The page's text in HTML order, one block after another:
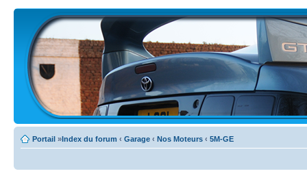
Portail »Index du forum ‹ Garage ‹ Nos Moteurs ‹ 5M-GE